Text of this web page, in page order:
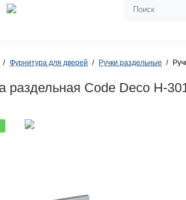
Фурнитура для дверей Ручки раздельные
раздельная Code Deco H-